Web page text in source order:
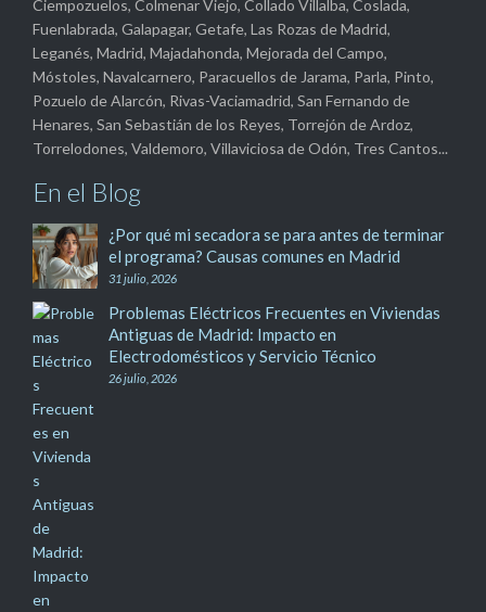
Ciempozuelos, Colmenar Viejo, Collado Villalba, Coslada,
Fuenlabrada, Galapagar, Getafe, Las Rozas de Madrid,
Leganés, Madrid, Majadahonda, Mejorada del Campo,
Móstoles, Navalcarnero, Paracuellos de Jarama, Parla, Pinto,
Pozuelo de Alarcón, Rivas-Vaciamadrid, San Fernando de
Henares, San Sebastián de los Reyes, Torrejón de Ardoz,
Torrelodones, Valdemoro, Villaviciosa de Odón, Tres Cantos...
En el Blog
¿Por qué mi secadora se para antes de terminar
el programa? Causas comunes en Madrid
31 julio, 2026
Problemas Eléctricos Frecuentes en Viviendas
Antiguas de Madrid: Impacto en
Electrodomésticos y Servicio Técnico
26 julio, 2026